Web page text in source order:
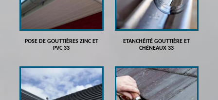
POSE DE GOUTTIÈRES ZINC ET
PVC 33
ETANCHÉITÉ GOUTTIÈRE ET
CHÉNEAUX 33